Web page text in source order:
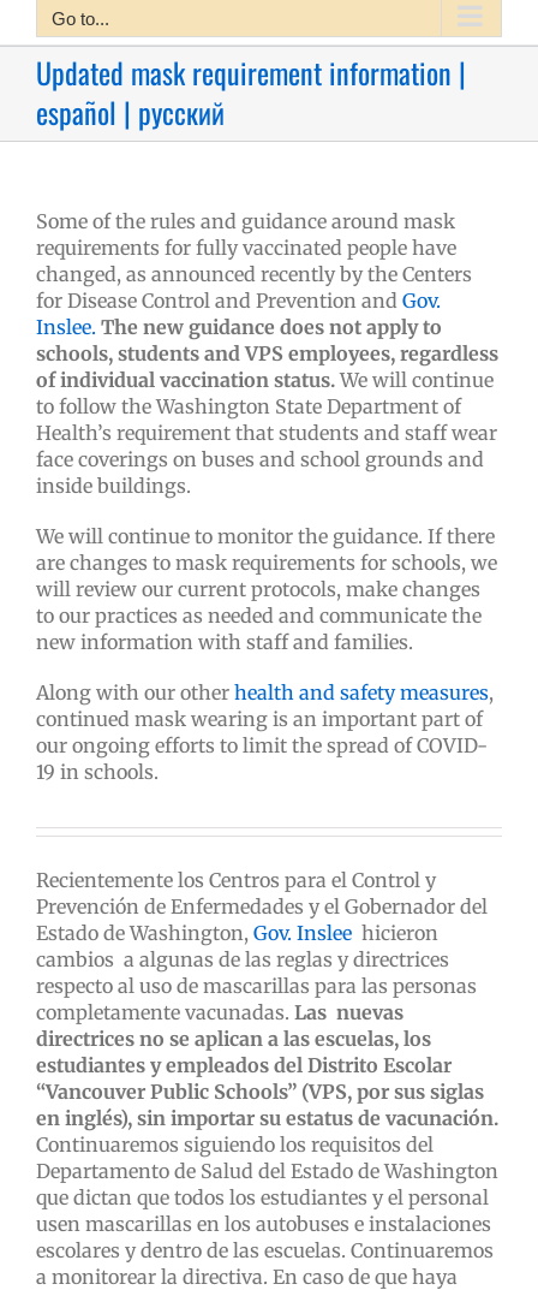
Go to...
Updated mask requirement information |
español | русский
Some of the rules and guidance around mask
requirements for fully vaccinated people have
changed, as announced recently by the Centers
for Disease Control and Prevention and Gov.
Inslee. The new guidance does not apply to
schools, students and VPS employees, regardless
of individual vaccination status.We will continue
to follow the Washington State Department of
Health’s requirement that students and staff wear
face coverings on buses and school grounds and
inside buildings.
We will continue to monitor the guidance. If there
are changes to mask requirements for schools, we
will review our current protocols, make changes
to our practices as needed and communicate the
new information with staff and families.
Along with our other health and safety measures,
continued mask wearing is an important part of
our ongoing efforts to limit the spread of COVID-
19 in schools.
Recientemente los Centros para el Control y
Prevención de Enfermedades y el Gobernador del
Estado de Washington, Gov. Inslee hicieron
cambios a algunas de las reglas y directrices
respecto al uso de mascarillas para las personas
completamente vacunadas. Las nuevas
directrices no se aplican a las escuelas, los
estudiantes y empleados del Distrito Escolar
“Vancouver Public Schools” (VPS, por sus siglas
en inglés), sin importar su estatus de vacunación.
Continuaremos siguiendo los requisitos del
Departamento de Salud del Estado de Washington
que dictan que todos los estudiantes y el personal
usen mascarillas en los autobuses e instalaciones
escolares y dentro de las escuelas. Continuaremos
a monitorear la directiva. En caso de que haya